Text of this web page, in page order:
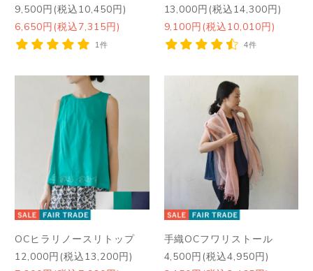
9,500円(税込10,450円)
6,650円(税込7,315円)
1件
13,000円(税込14,300円)
9,100円(税込10,010円)
4件
OCヒラリノースリトップ
12,000円(税込13,200円)
手織OCフワリストール
4,500円(税込4,950円)